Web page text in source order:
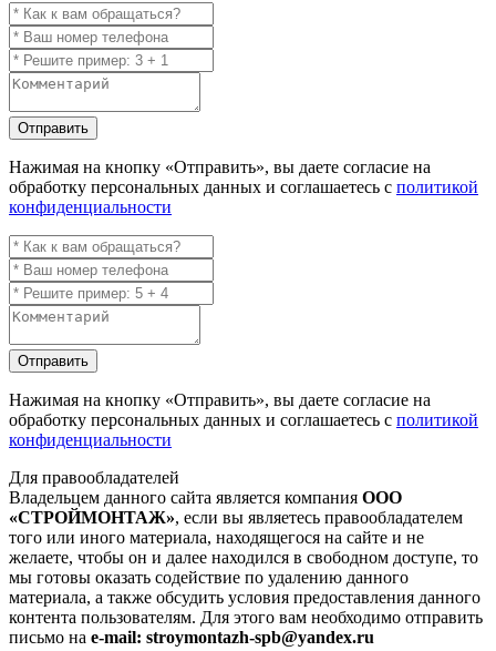
Отправить
Нажимая на кнопку «Отправить», вы даете согласие на
обработку персональных данных и соглашаетесь с политикой
конфиденциальности
Отправить
Нажимая на кнопку «Отправить», вы даете согласие на
обработку персональных данных и соглашаетесь с политикой
конфиденциальности
Для правообладателей
Владельцем данного сайта является компания ООО
«СТРОЙМОНТАЖ», если вы являетесь правообладателем
того или иного материала, находящегося на сайте и не
желаете, чтобы он и далее находился в свободном доступе, то
мы готовы оказать содействие по удалению данного
материала, а также обсудить условия предоставления данного
контента пользователям. Для этого вам необходимо отправить
письмо на e-mail: stroymontazh-spb@yandex.ru